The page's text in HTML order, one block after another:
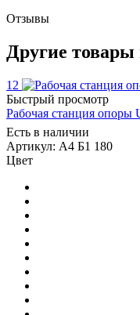
Отзывы
Другие товары
12
Быстрый просмотр
Рабочая станция опоры
Есть в наличии
Артикул: А4 Б1 180
Цвет